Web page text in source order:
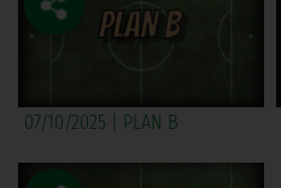
07/10/2025 | PLAN B